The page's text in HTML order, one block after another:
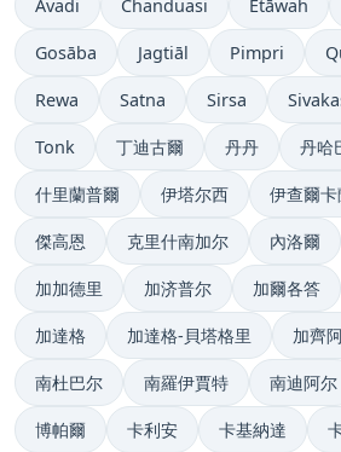
Āvadi Chanduasi Etāwah
Gosāba Jagtiāl Pimpri
Rewa Satna Sirsa
Tonk 丁迪古爾 丹丹 丹哈
什里蘭普爾 伊塔尔西 伊查爾
傑高恩 克里什南加尔 內洛爾
加加德里 加济普尔 加爾各答
加達格 加達格-貝塔格里 加齊
南杜巴尔 南羅伊賈特 南迪阿尔
博帕爾 卡利安 卡基納達